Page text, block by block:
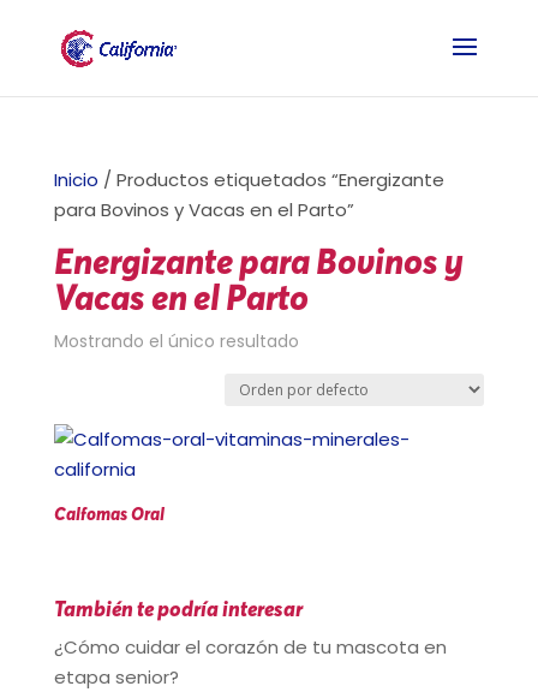
Inicio / Productos etiquetados “Energizante
para Bovinos y Vacas en el Parto”
Energizante para Bovinos y
Vacas en el Parto
Mostrando el único resultado
Calfomas Oral
También te podría interesar
¿Cómo cuidar el corazón de tu mascota en
etapa senior?